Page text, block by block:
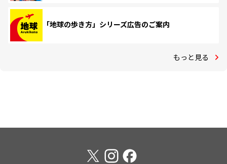
「地球の歩き方」シリーズ広告のご案内
もっと見る